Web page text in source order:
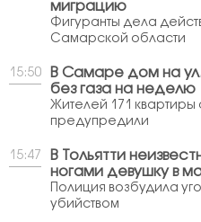
миграцию
Фигуранты дела
Самарской области
15:50
В Самаре дом на
без газа на неделю
Жителей 171 квартиры
предупредили
15:47
В Тольятти
ногами девушку в
Полиция возбудила
убийством